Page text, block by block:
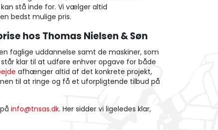
stå inde for. Vi vælger altid
bedst mulige pris.
hos Thomas Nielsen & Søn
faglige uddannelse samt de maskiner, som
klar til at udføre enhver opgave for både
afhænger altid af det konkrete projekt,
til at ringe og få et uforpligtende tilbud på
info@tnsas.dk. Her sidder vi ligeledes klar,